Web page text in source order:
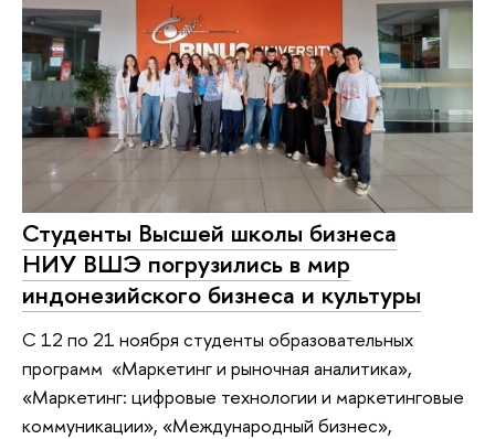
Студенты Высшей школы бизнеса
НИУ ВШЭ погрузились в мир
индонезийского бизнеса и культуры
С 12 по 21 ноября студенты образовательных
программ «Маркетинг и рыночная аналитика»,
«Маркетинг: цифровые технологии и маркетинговые
коммуникации», «Международный бизнес»,